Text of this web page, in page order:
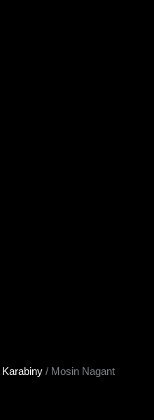
Karabiny / Mosin Nagant